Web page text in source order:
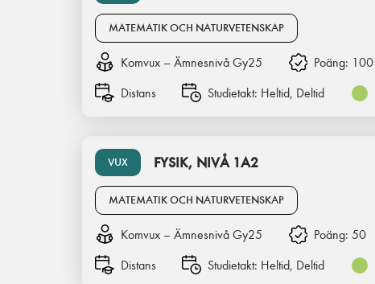
MATEMATIK OCH NATURVETENSKAP
Komvux – Ämnesnivå Gy25 Poäng: 100
Distans
Studietakt: Heltid, Deltid
VUX FYSIK, NIVÅ 1A2
MATEMATIK OCH NATURVETENSKAP
Komvux – Ämnesnivå Gy25 Poäng: 50
Distans
Studietakt: Heltid, Deltid